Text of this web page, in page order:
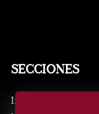
SECCIONES
Inicio